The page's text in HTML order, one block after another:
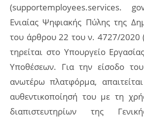
(supportemployees.services.
Ενιαίας Ψηφιακής Πύλης της
του άρθρου 22 του ν. 4727/2020
τηρείται στο Υπουργείο
Υποθέσεων. Για την είσοδο
ανωτέρω πλατφόρμα,
αυθεντικοποίησή του με τη
διαπιστευτηρίων της